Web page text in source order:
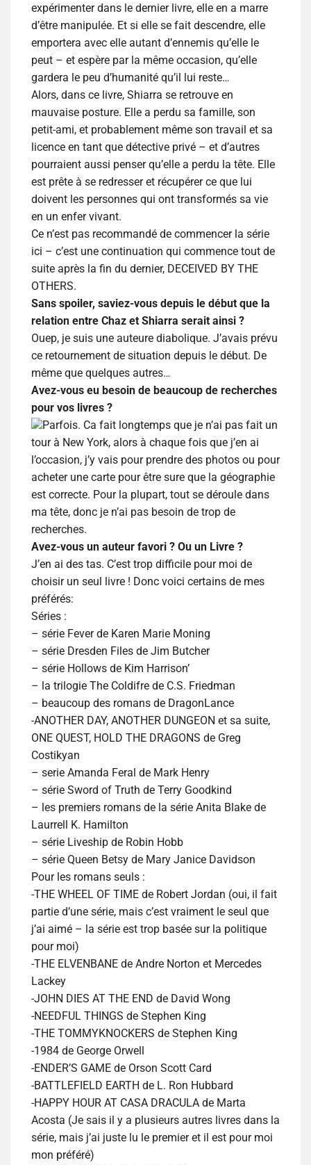
expérimenter dans le dernier livre, elle en a marre
d’être manipulée. Et si elle se fait descendre, elle
emportera avec elle autant d’ennemis qu’elle le
peut – et espère par la même occasion, qu’elle
gardera le peu d’humanité qu’il lui reste…
Alors, dans ce livre, Shiarra se retrouve en
mauvaise posture. Elle a perdu sa famille, son
petit-ami, et probablement même son travail et sa
licence en tant que détective privé – et d’autres
pourraient aussi penser qu’elle a perdu la tête. Elle
est prête à se redresser et récupérer ce que lui
doivent les personnes qui ont transformés sa vie
en un enfer vivant.
Ce n’est pas recommandé de commencer la série
ici – c’est une continuation qui commence tout de
suite après la fin du dernier, DECEIVED BY THE
OTHERS.
Sans spoiler, saviez-vous depuis le début que la
relation entre Chaz et Shiarra serait ainsi ?
Ouep, je suis une auteure diabolique. J’avais prévu
ce retournement de situation depuis le début. De
même que quelques autres…
Avez-vous eu besoin de beaucoup de recherches
pour vos livres ?
Parfois. Ca fait longtemps que je n’ai pas fait un
tour à New York, alors à chaque fois que j’en ai
l’occasion, j’y vais pour prendre des photos ou pour
acheter une carte pour être sure que la géographie
est correcte. Pour la plupart, tout se déroule dans
ma tête, donc je n’ai pas besoin de trop de
recherches.
Avez-vous un auteur favori ? Ou un Livre ?
J’en ai des tas. C’est trop difficile pour moi de
choisir un seul livre ! Donc voici certains de mes
préférés:
Séries :
– série Fever de Karen Marie Moning
– série Dresden Files de Jim Butcher
– série Hollows de Kim Harrison’
– la trilogie The Coldifre de C.S. Friedman
– beaucoup des romans de DragonLance
-ANOTHER DAY, ANOTHER DUNGEON et sa suite,
ONE QUEST, HOLD THE DRAGONS de Greg
Costikyan
– serie Amanda Feral de Mark Henry
– série Sword of Truth de Terry Goodkind
– les premiers romans de la série Anita Blake de
Laurrell K. Hamilton
– série Liveship de Robin Hobb
– série Queen Betsy de Mary Janice Davidson
Pour les romans seuls :
-THE WHEEL OF TIME de Robert Jordan (oui, il fait
partie d’une série, mais c’est vraiment le seul que
j’ai aimé – la série est trop basée sur la politique
pour moi)
-THE ELVENBANE de Andre Norton et Mercedes
Lackey
-JOHN DIES AT THE END de David Wong
-NEEDFUL THINGS de Stephen King
-THE TOMMYKNOCKERS de Stephen King
-1984 de George Orwell
-ENDER’S GAME de Orson Scott Card
-BATTLEFIELD EARTH de L. Ron Hubbard
-HAPPY HOUR AT CASA DRACULA de Marta
Acosta (Je sais il y a plusieurs autres livres dans la
série, mais j’ai juste lu le premier et il est pour moi
mon préféré)